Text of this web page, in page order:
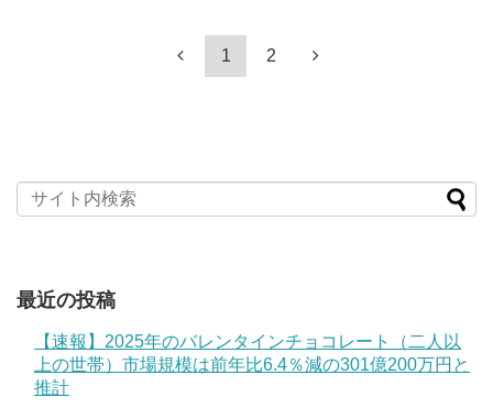
1 2
最近の投稿
【速報】2025年のバレンタインチョコレート（二人以
上の世帯）市場規模は前年比6.4％減の301億200万円と
推計